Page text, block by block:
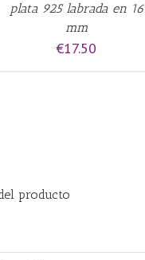
plata 925 labrada en 16
mm
€17.50
producto